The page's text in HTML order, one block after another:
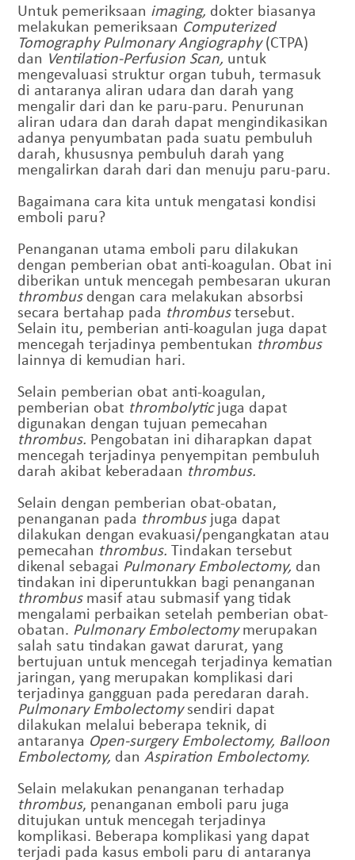
Untuk pemeriksaan imaging, dokter biasanya
melakukan pemeriksaan Computerized
Tomography Pulmonary Angiography(CTPA)
dan Ventilation-Perfusion Scan, untuk
mengevaluasi struktur organ tubuh, termasuk
di antaranya aliran udara dan darah yang
mengalir dari dan ke paru-paru. Penurunan
aliran udara dan darah dapat mengindikasikan
adanya penyumbatan pada suatu pembuluh
darah, khususnya pembuluh darah yang
mengalirkan darah dari dan menuju paru-paru.
Bagaimana cara kita untuk mengatasi kondisi
emboli paru?
Penanganan utama emboli paru dilakukan
dengan pemberian obat anti-koagulan. Obat ini
diberikan untuk mencegah pembesaran ukuran
thrombus dengan cara melakukan absorbsi
secara bertahap pada thrombustersebut.
Selain itu, pemberian anti-koagulan juga dapat
mencegah terjadinya pembentukan thrombus
lainnya di kemudian hari.
Selain pemberian obat anti-koagulan,
pemberian obat thrombolyticjuga dapat
digunakan dengan tujuan pemecahan
thrombus. Pengobatan ini diharapkan dapat
mencegah terjadinya penyempitan pembuluh
darah akibat keberadaan thrombus.
Selain dengan pemberian obat-obatan,
penanganan pada thrombus juga dapat
dilakukan dengan evakuasi/pengangkatan atau
pemecahan thrombus.Tindakan tersebut
dikenal sebagai Pulmonary Embolectomy, dan
tindakan ini diperuntukkan bagi penanganan
thrombus masif atau submasif yang tidak
mengalami perbaikan setelah pemberian obat-
obatan. Pulmonary Embolectomymerupakan
salah satu tindakan gawat darurat, yang
bertujuan untuk mencegah terjadinya kematian
jaringan, yang merupakan komplikasi dari
terjadinya gangguan pada peredaran darah.
Pulmonary Embolectomysendiri dapat
dilakukan melalui beberapa teknik, di
antaranya Open-surgery Embolectomy, Balloon
Embolectomy, dan Aspiration Embolectomy.
Selain melakukan penanganan terhadap
thrombus, penanganan emboli paru juga
ditujukan untuk mencegah terjadinya
komplikasi. Beberapa komplikasi yang dapat
terjadi pada kasus emboli paru di antaranya